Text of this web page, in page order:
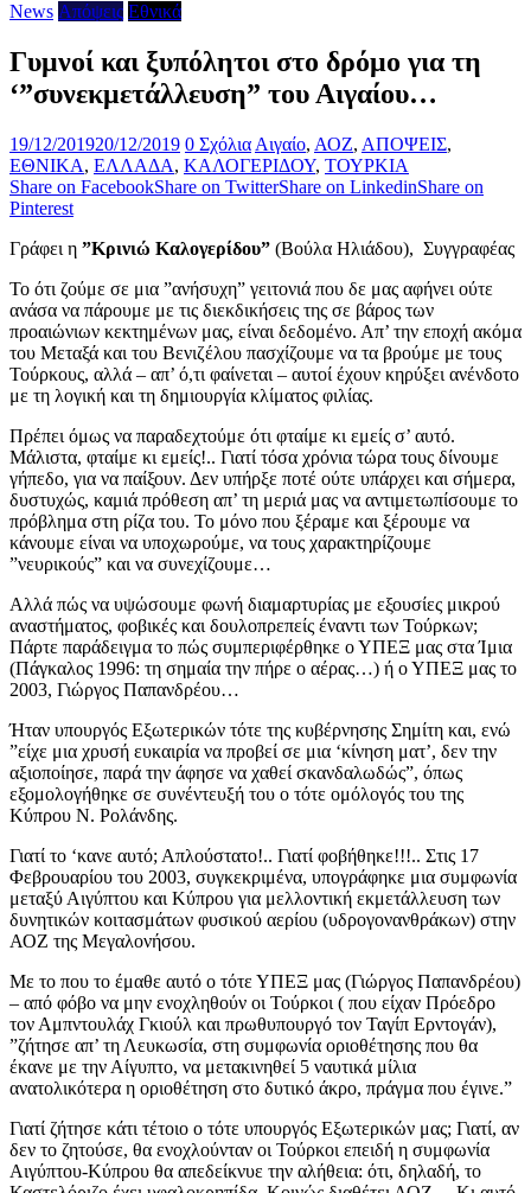
News Απόψεις Εθνικά
Γυμνοί και ξυπόλητοι στο δρόμο για τη
‘”συνεκμετάλλευση” του Αιγαίου…
19/12/201920/12/2019 0 Σχόλια Αιγαίο, ΑΟΖ, ΑΠΟΨΕΙΣ,
ΕΘΝΙΚΑ, ΕΛΛΑΔΑ, ΚΑΛΟΓΕΡΙΔΟΥ, ΤΟΥΡΚΙΑ
Share on FacebookShare on TwitterShare on LinkedinShare on
Pinterest
Γράφει η ”Κρινιώ Καλογερίδου” (Βούλα Ηλιάδου), Συγγραφέας
Το ότι ζούμε σε μια ”ανήσυχη” γειτονιά που δε μας αφήνει ούτε
ανάσα να πάρουμε με τις διεκδικήσεις της σε βάρος των
προαιώνιων κεκτημένων μας, είναι δεδομένο. Απ’ την εποχή ακόμα
του Μεταξά και του Βενιζέλου πασχίζουμε να τα βρούμε με τους
Τούρκους, αλλά – απ’ ό,τι φαίνεται – αυτοί έχουν κηρύξει ανένδοτο
με τη λογική και τη δημιουργία κλίματος φιλίας.
Πρέπει όμως να παραδεχτούμε ότι φταίμε κι εμείς σ’ αυτό.
Μάλιστα, φταίμε κι εμείς!.. Γιατί τόσα χρόνια τώρα τους δίνουμε
γήπεδο, για να παίξουν. Δεν υπήρξε ποτέ ούτε υπάρχει και σήμερα,
δυστυχώς, καμιά πρόθεση απ’ τη μεριά μας να αντιμετωπίσουμε το
πρόβλημα στη ρίζα του. Το μόνο που ξέραμε και ξέρουμε να
κάνουμε είναι να υποχωρούμε, να τους χαρακτηρίζουμε
”νευρικούς” και να συνεχίζουμε…
Αλλά πώς να υψώσουμε φωνή διαμαρτυρίας με εξουσίες μικρού
αναστήματος, φοβικές και δουλοπρεπείς έναντι των Τούρκων;
Πάρτε παράδειγμα το πώς συμπεριφέρθηκε ο ΥΠΕΞ μας στα Ίμια
(Πάγκαλος 1996: τη σημαία την πήρε ο αέρας…) ή ο ΥΠΕΞ μας το
2003, Γιώργος Παπανδρέου…
Ήταν υπουργός Εξωτερικών τότε της κυβέρνησης Σημίτη και, ενώ
”είχε μια χρυσή ευκαιρία να προβεί σε μια ‘κίνηση ματ’, δεν την
αξιοποίησε, παρά την άφησε να χαθεί σκανδαλωδώς”, όπως
εξομολογήθηκε σε συνέντευξή του ο τότε ομόλογός του της
Κύπρου Ν. Ρολάνδης.
Γιατί το ‘κανε αυτό; Απλούστατο!.. Γιατί φοβήθηκε!!!.. Στις 17
Φεβρουαρίου του 2003, συγκεκριμένα, υπογράφηκε μια συμφωνία
μεταξύ Αιγύπτου και Κύπρου για μελλοντική εκμετάλλευση των
δυνητικών κοιτασμάτων φυσικού αερίου (υδρογονανθράκων) στην
ΑΟΖ της Μεγαλονήσου.
Με το που το έμαθε αυτό ο τότε ΥΠΕΞ μας (Γιώργος Παπανδρέου)
– από φόβο να μην ενοχληθούν οι Τούρκοι ( που είχαν Πρόεδρο
τον Αμπντουλάχ Γκιούλ και πρωθυπουργό τον Ταγίπ Ερντογάν),
”ζήτησε απ’ τη Λευκωσία, στη συμφωνία οριοθέτησης που θα
έκανε με την Αίγυπτο, να μετακινηθεί 5 ναυτικά μίλια
ανατολικότερα η οριοθέτηση στο δυτικό άκρο, πράγμα που έγινε.”
Γιατί ζήτησε κάτι τέτοιο ο τότε υπουργός Εξωτερικών μας; Γιατί, αν
δεν το ζητούσε, θα ενοχλούνταν οι Τούρκοι επειδή η συμφωνία
Αιγύπτου-Κύπρου θα απεδείκνυε την αλήθεια: ότι, δηλαδή, το